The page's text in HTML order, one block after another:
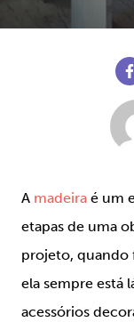
A madeira é um
etapas de uma
projeto, quando
ela sempre está
acessórios